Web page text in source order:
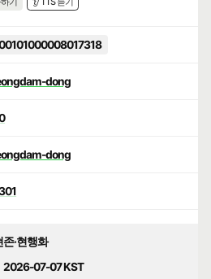
dong
dong
존·현행화
2026-07-07 KST